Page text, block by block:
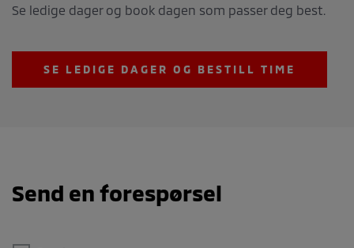
Se ledige dager og book dagen som passer deg best.
SE LEDIGE DAGER OG BESTILL TIME
Send en forespørsel